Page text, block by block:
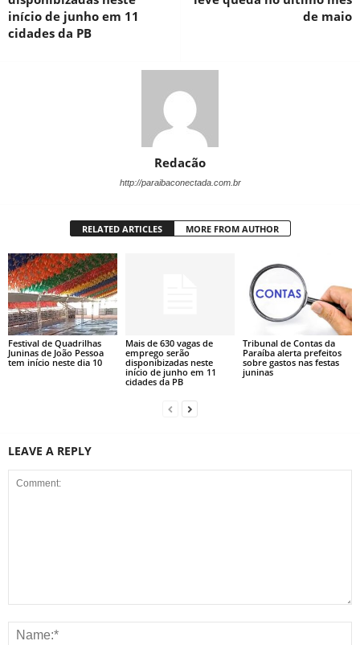
início de junho em 11
cidades da PB
de maio
Redacão
http://paraibaconectada.com.br
RELATED ARTICLES MORE FROM AUTHOR
Festival de Quadrilhas
Juninas de João Pessoa
tem início neste dia 10
Mais de 630 vagas de
emprego serão
disponibizadas neste
início de junho em 11
cidades da PB
Tribunal de Contas da
Paraíba alerta prefeitos
sobre gastos nas festas
juninas
LEAVE A REPLY